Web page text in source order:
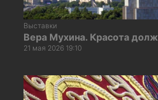
Выставки
Вера Мухина. Красота
21 мая 2026 19:10